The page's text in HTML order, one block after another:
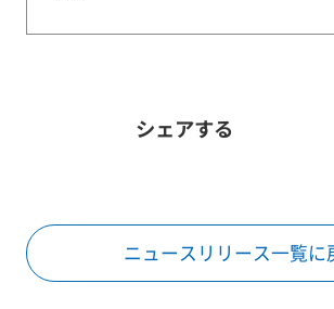
シェアする
ニュースリリース一覧に